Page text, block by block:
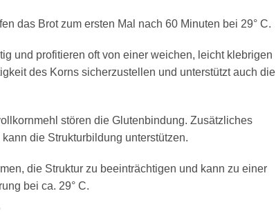
das Brot zum ersten Mal nach 60 Minuten bei 29° C.
und profitieren oft von einer weichen, leicht klebrigen
des Korns sicherzustellen und unterstützt auch die
stören die Glutenbindung. Zusätzliches
die Strukturbildung unterstützen.
die Struktur zu beeinträchtigen und kann zu einer
bei ca. 29° C.